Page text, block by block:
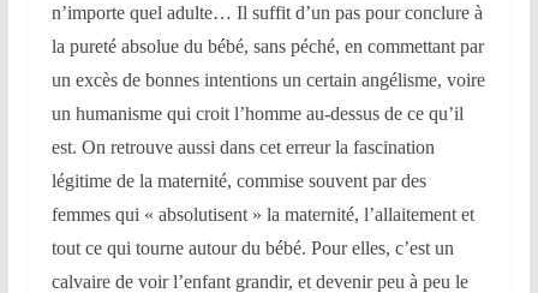
n’importe quel adulte… Il suffit d’un pas pour conclure à
la pureté absolue du bébé, sans péché, en commettant par
un excès de bonnes intentions un certain angélisme, voire
un humanisme qui croit l’homme au-dessus de ce qu’il
est. On retrouve aussi dans cet erreur la fascination
légitime de la maternité, commise souvent par des
femmes qui « absolutisent » la maternité, l’allaitement et
tout ce qui tourne autour du bébé. Pour elles, c’est un
calvaire de voir l’enfant grandir, et devenir peu à peu le